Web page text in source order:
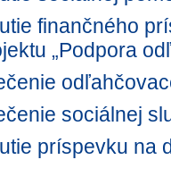
finančného
„Podpora
sociálnej
príspevku na